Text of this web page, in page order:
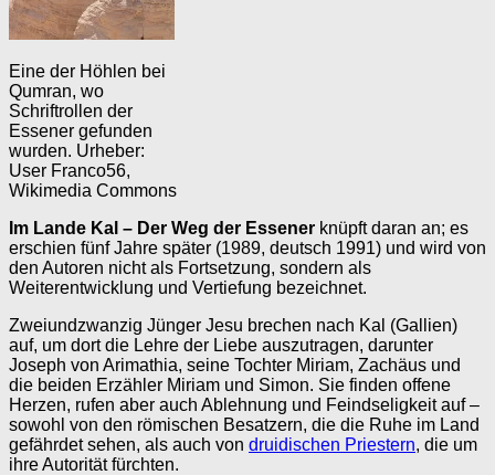
Eine der Höhlen bei
Qumran, wo
Schriftrollen der
Essener gefunden
wurden. Urheber:
User Franco56,
Wikimedia Commons
Im Lande Kal – Der Weg der Essener knüpft daran an; es
erschien fünf Jahre später (1989, deutsch 1991) und wird von
den Autoren nicht als Fortsetzung, sondern als
Weiterentwicklung und Vertiefung bezeichnet.
Zweiundzwanzig Jünger Jesu brechen nach Kal (Gallien)
auf, um dort die Lehre der Liebe auszutragen, darunter
Joseph von Arimathia, seine Tochter Miriam, Zachäus und
die beiden Erzähler Miriam und Simon. Sie finden offene
Herzen, rufen aber auch Ablehnung und Feindseligkeit auf –
sowohl von den römischen Besatzern, die die Ruhe im Land
gefährdet sehen, als auch von druidischen Priestern, die um
ihre Autorität fürchten.